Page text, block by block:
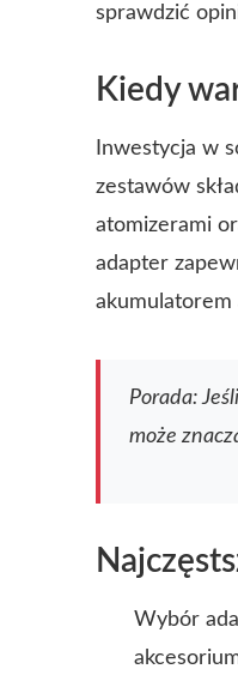
sprawdzić
Kiedy
Inwestycja w
zestawów
atomizerami
adapter
akumulatorem
Porada:
może
Wybór